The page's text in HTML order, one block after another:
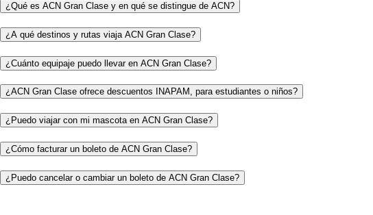
¿Qué es ACN Gran Clase y en qué se distingue de ACN?
¿A qué destinos y rutas viaja ACN Gran Clase?
¿Cuánto equipaje puedo llevar en ACN Gran Clase?
¿ACN Gran Clase ofrece descuentos INAPAM, para estudiantes o niños?
¿Puedo viajar con mi mascota en ACN Gran Clase?
¿Cómo facturar un boleto de ACN Gran Clase?
¿Puedo cancelar o cambiar un boleto de ACN Gran Clase?